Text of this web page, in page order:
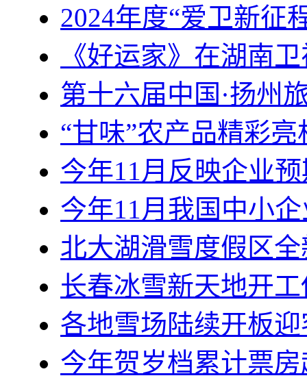
2024年度“爱卫新征
《好运家》在湖南
第十六届中国·扬州
“甘味”农产品精彩
今年11月反映企业
今年11月我国中小
北大湖滑雪度假区
长春冰雪新天地开
各地雪场陆续开板
今年贺岁档累计票